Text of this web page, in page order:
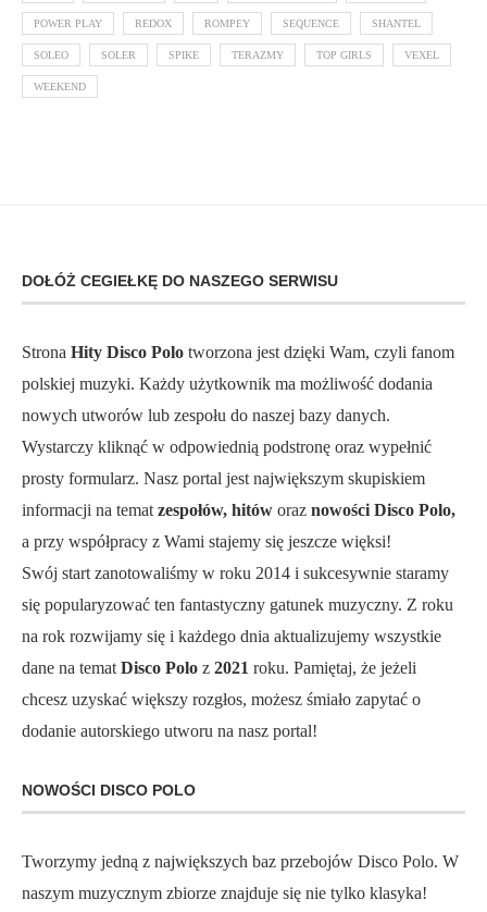
POWER PLAY REDOX ROMPEY SEQUENCE SHANTEL
SOLEO SOLER SPIKE TERAZMY TOP GIRLS VEXEL
WEEKEND
DOŁÓŻ CEGIEŁKĘ DO NASZEGO SERWISU
Strona Hity Disco Polo tworzona jest dzięki Wam, czyli fanom
polskiej muzyki. Każdy użytkownik ma możliwość dodania
nowych utworów lub zespołu do naszej bazy danych.
Wystarczy kliknąć w odpowiednią podstronę oraz wypełnić
prosty formularz. Nasz portal jest największym skupiskiem
informacji na tematzespołów, hitów oraz nowości Disco Polo,
a przy współpracy z Wami stajemy się jeszcze więksi!
Swój start zanotowaliśmy w roku 2014 i sukcesywnie staramy
się popularyzować ten fantastyczny gatunek muzyczny. Z roku
na rok rozwijamy się i każdego dnia aktualizujemy wszystkie
dane na tematDisco Polo z 2021 roku. Pamiętaj, że jeżeli
chcesz uzyskać większy rozgłos, możesz śmiało zapytać o
dodanie autorskiego utworu na nasz portal!
NOWOŚCI DISCO POLO
Tworzymy jedną z największych baz przebojów Disco Polo. W
naszym muzycznym zbiorze znajduje się nie tylko klasyka!